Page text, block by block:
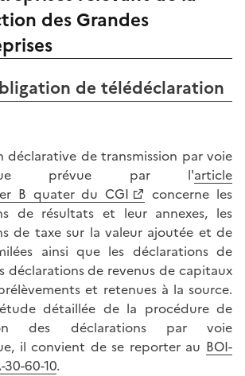
des Grandes
de télédéclaration
déclarative de transmission par voie
prévue par l'article
B quater du CGI
concerne les
de résultats et leur annexes, les
de taxe sur la valeur ajoutée et de
ainsi que les déclarations de
déclarations de revenus de capitaux
et retenues à la source.
détaillée de la procédure de
des déclarations par voie
il convient de se reporter au BOI-
30-60-10.